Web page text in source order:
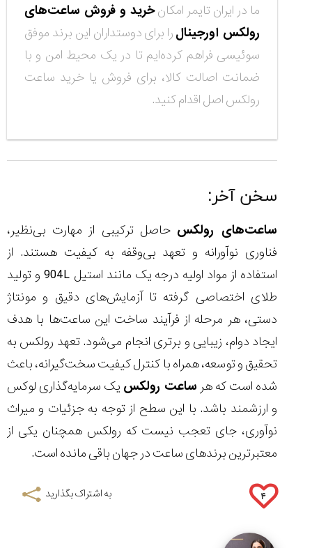
ما در ایران تایمر امکانخرید و فروش ساعت‌های
رولکس اورجینالرا برای دوستداران این برند موفق
سوئیسی فراهم کرده‌ایم تا در یک محیط امن و با
ضمانت اصالت کالا، برای فروش یا خرید ساعت
رولکس اصل اقدام کنید.
سخن آخر:
ساعت‌های رولکس حاصل ترکیبی از مهارت بی‌نظیر،
فناوری نوآورانه و تعهد بی‌وقفه به کیفیت هستند. از
استفاده از مواد اولیه درجه یک مانند استیل 904L و تولید
طلای اختصاصی گرفته تا آزمایش‌های دقیق و مونتاژ
دستی، هر مرحله از فرآیند ساخت این ساعت‌ها با هدف
ایجاد دوام، زیبایی و برتری انجام می‌شود. تعهد رولکس به
تحقیق و توسعه، همراه با کنترل کیفیت سخت‌گیرانه، باعث
شده است که هر ساعت رولکس یک سرمایه‌گذاری لوکس
و ارزشمند باشد. با این سطح از توجه به جزئیات و میراث
نوآوری، جای تعجب نیست که رولکس همچنان یکی از
معتبرترین برندهای ساعت در جهان باقی مانده است.
۴ به اشتراک بگذارید